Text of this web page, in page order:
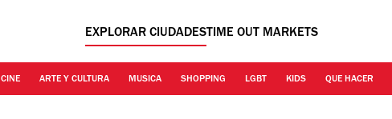
EXPLORAR CIUDADESTIME OUT MARKETS
CINE ARTE Y CULTURA MUSICA SHOPPING LGBT KIDS QUE HACER